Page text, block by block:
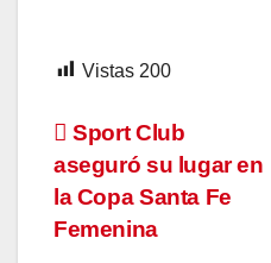
Vistas 200
Navegación
de
entradas
Sport Club
aseguró su lugar en
la Copa Santa Fe
Femenina